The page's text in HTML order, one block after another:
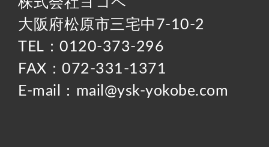
大阪府松原市三宅中7-10-2
TEL：0120-373-296
FAX：072-331-1371
E-mail：mail@ysk-yokobe.com